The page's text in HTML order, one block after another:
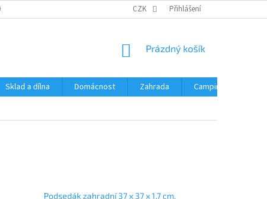
ÚDAJŮ CZK Přihlášení
NÁKUPNÍ
Prázdný košík
Sklad a dílna Domácnost Zahrada Camping
Podsedák zahradní 37 x 37 x 1,7 cm,